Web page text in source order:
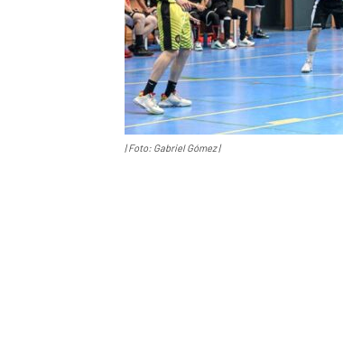
| Foto: Gabriel Gómez |